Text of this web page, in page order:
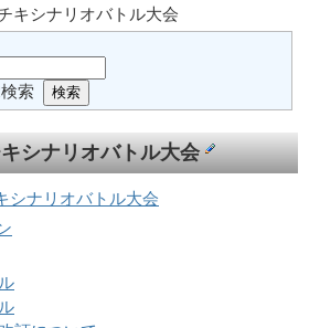
キシナリオバトル大会
索
シナリオバトル大会
シナリオバトル大会